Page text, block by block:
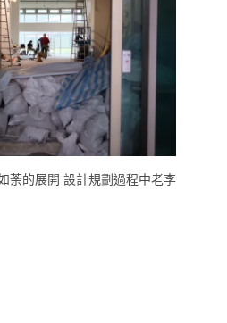
荼的展開 設計規劃過程中老李